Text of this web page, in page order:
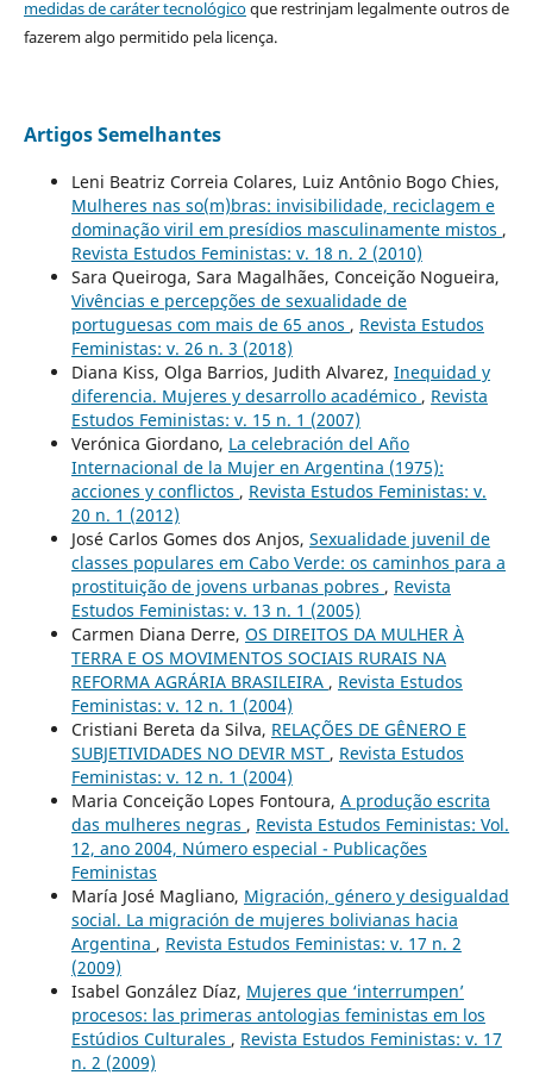
medidas de caráter tecnológicoque restrinjam legalmente outros de
fazerem algo permitido pela licença.
Artigos Semelhantes
Leni Beatriz Correia Colares, Luiz Antônio Bogo Chies,
Mulheres nas so(m)bras: invisibilidade, reciclagem e
dominação viril em presídios masculinamente mistos ,
Revista Estudos Feministas: v. 18 n. 2 (2010)
Sara Queiroga, Sara Magalhães, Conceição Nogueira,
Vivências e percepções de sexualidade de
portuguesas com mais de 65 anos , Revista Estudos
Feministas: v. 26 n. 3 (2018)
Diana Kiss, Olga Barrios, Judith Alvarez, Inequidad y
diferencia. Mujeres y desarrollo académico , Revista
Estudos Feministas: v. 15 n. 1 (2007)
Verónica Giordano, La celebración del Año
Internacional de la Mujer en Argentina (1975):
acciones y conflictos , Revista Estudos Feministas: v.
20 n. 1 (2012)
José Carlos Gomes dos Anjos, Sexualidade juvenil de
classes populares em Cabo Verde: os caminhos para a
prostituição de jovens urbanas pobres , Revista
Estudos Feministas: v. 13 n. 1 (2005)
Carmen Diana Derre, OS DIREITOS DA MULHER À
TERRA E OS MOVIMENTOS SOCIAIS RURAIS NA
REFORMA AGRÁRIA BRASILEIRA , Revista Estudos
Feministas: v. 12 n. 1 (2004)
Cristiani Bereta da Silva, RELAÇÕES DE GÊNERO E
SUBJETIVIDADES NO DEVIR MST , Revista Estudos
Feministas: v. 12 n. 1 (2004)
Maria Conceição Lopes Fontoura, A produção escrita
das mulheres negras , Revista Estudos Feministas: Vol.
12, ano 2004, Número especial - Publicações
Feministas
María José Magliano, Migración, género y desigualdad
social. La migración de mujeres bolivianas hacia
Argentina , Revista Estudos Feministas: v. 17 n. 2
(2009)
Isabel González Díaz, Mujeres que ‘interrumpen’
procesos: las primeras antologias feministas em los
Estúdios Culturales , Revista Estudos Feministas: v. 17
n. 2 (2009)